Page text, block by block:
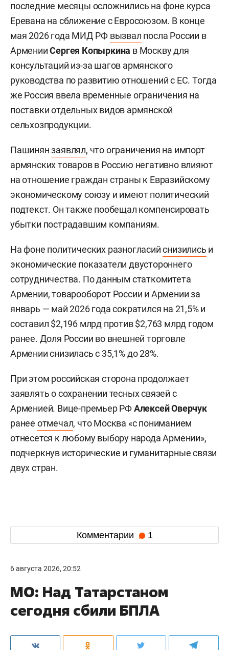
последние месяцы осложнились на фоне курса
Еревана на сближение с Евросоюзом. В конце
мая 2026 года МИД РФ вызвал посла России в
АрменииСергея Копыркина в Москву для
консультаций из-за шагов армянского
руководства по развитию отношений с ЕС. Тогда
же Россия ввела временные ограничения на
поставки отдельных видов армянской
сельхозпродукции.
Пашинянзаявлял, что ограничения на импорт
армянских товаров в Россию негативно влияют
на отношение граждан страны к Евразийскому
экономическому союзу и имеют политический
подтекст. Он также пообещал компенсировать
убытки пострадавшим компаниям.
На фоне политических разногласийснизились и
экономические показатели двустороннего
сотрудничества. По данным статкомитета
Армении, товарооборот России и Армении за
январь — май 2026 года сократился на 21,5% и
составил $2,196 млрд против $2,763 млрд годом
ранее. Доля России во внешней торговле
Армении снизилась с 35,1% до 28%.
При этом российская сторона продолжает
заявлять о сохранении тесных связей с
Арменией. Вице-премьер РФАлексей Оверчук
ранее отмечал, что Москва «с пониманием
отнесется к любому выбору народа Армении»,
подчеркнув исторические и гуманитарные связи
двух стран.
Комментарии 1
6 августа 2026, 20:52
МО: Над Татарстаном
сегодня сбили БПЛА